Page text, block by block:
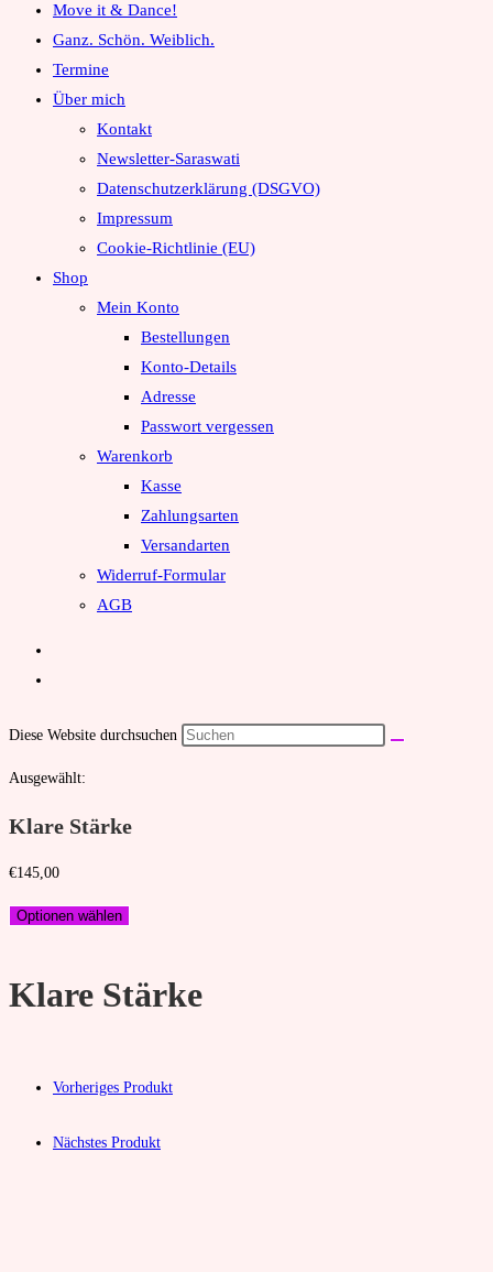
Move it & Dance!
Ganz. Schön. Weiblich.
Termine
Über mich
Kontakt
Newsletter-Saraswati
Datenschutzerklärung (DSGVO)
Impressum
Cookie-Richtlinie (EU)
Shop
Mein Konto
Bestellungen
Konto-Details
Adresse
Passwort vergessen
Warenkorb
Kasse
Zahlungsarten
Versandarten
Widerruf-Formular
AGB
Diese Website durchsuchen
Ausgewählt:
Klare Stärke
€145,00
Optionen wählen
Klare Stärke
Vorheriges Produkt
Nächstes Produkt